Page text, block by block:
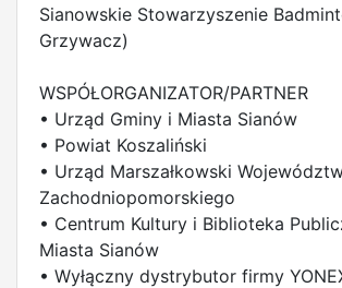
Sianowskie Stowarzyszenie
Grzywacz)
WSPÓŁORGANIZATOR/PARTNER
• Urząd Gminy i Miasta Sianów
• Powiat Koszaliński
• Urząd Marszałkowski
Zachodniopomorskiego
• Centrum Kultury i Biblioteka
Miasta Sianów
• Wyłączny dystrybutor firmy